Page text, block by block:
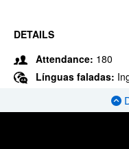
DETAILS
Attendance: 180
Línguas faladas: